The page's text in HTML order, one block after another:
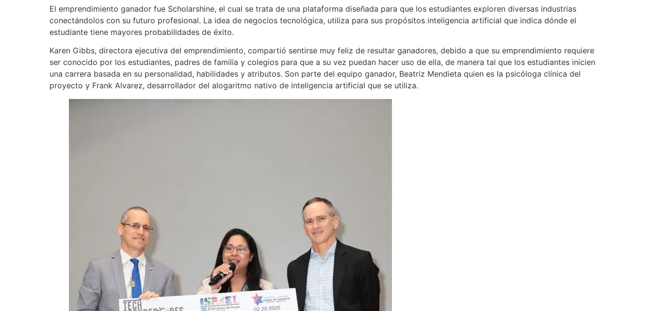
El emprendimiento ganador fue Scholarshine, el cual se trata de una plataforma diseñada para que los estudiantes exploren diversas industrias
conectándolos con su futuro profesional. La idea de negocios tecnológica, utiliza para sus propósitos inteligencia artificial que indica dónde el
estudiante tiene mayores probabilidades de éxito.
Karen Gibbs, directora ejecutiva del emprendimiento, compartió sentirse muy feliz de resultar ganadores, debido a que su emprendimiento requiere
ser conocido por los estudiantes, padres de familia y colegios para que a su vez puedan hacer uso de ella, de manera tal que los estudiantes inicien
una carrera basada en su personalidad, habilidades y atributos. Son parte del equipo ganador, Beatriz Mendieta quien es la psicóloga clínica del
proyecto y Frank Alvarez, desarrollador del alogaritmo nativo de inteligencia artificial que se utiliza.